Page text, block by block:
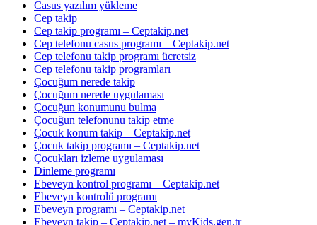
Casus yazılım yükleme
Cep takip
Cep takip programı – Ceptakip.net
Cep telefonu casus programı – Ceptakip.net
Cep telefonu takip programı ücretsiz
Cep telefonu takip programları
Çocuğum nerede takip
Çocuğum nerede uygulaması
Çocuğun konumunu bulma
Çocuğun telefonunu takip etme
Çocuk konum takip – Ceptakip.net
Çocuk takip programı – Ceptakip.net
Çocukları izleme uygulaması
Dinleme programı
Ebeveyn kontrol programı – Ceptakip.net
Ebeveyn kontrolü programı
Ebeveyn programı – Ceptakip.net
Ebeveyn takip – Ceptakip.net – myKids.gen.tr